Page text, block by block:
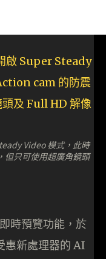
Video 模式，此時
但只可使用超廣角鏡頭
時預覽功能，於
惠新處理器的 AI